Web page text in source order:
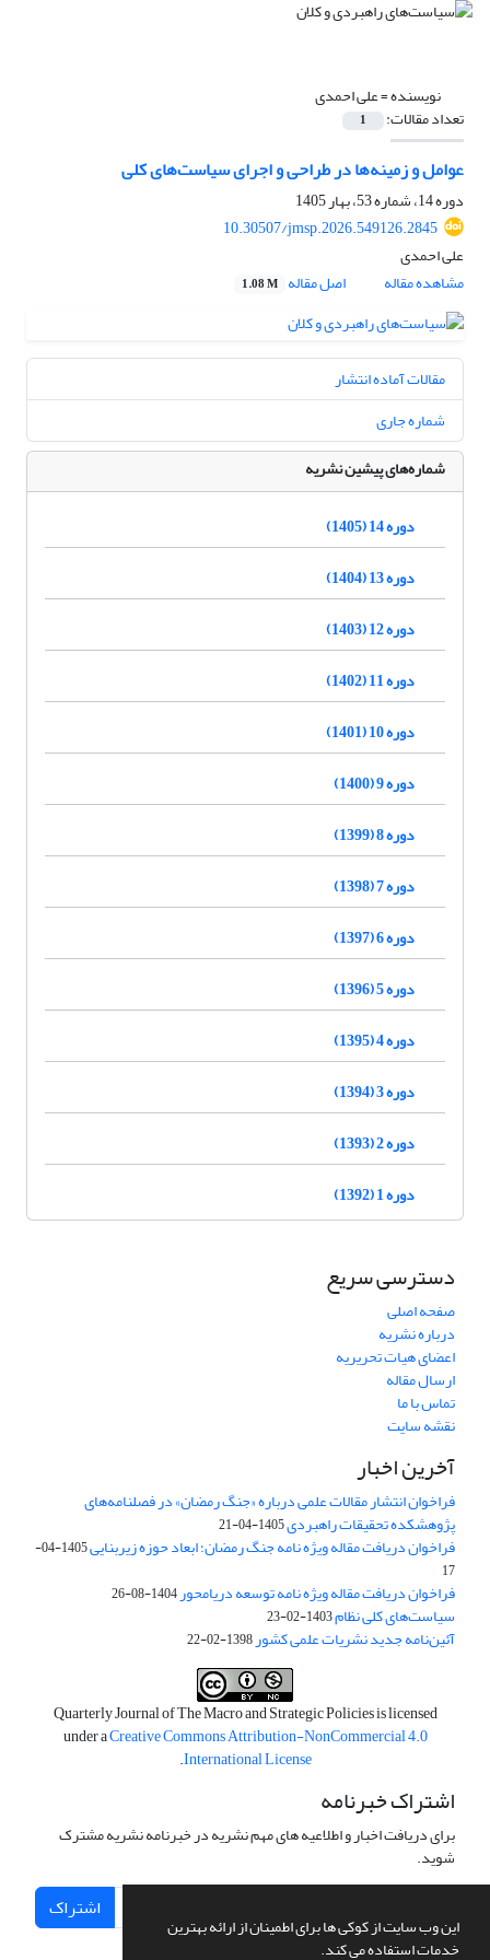
این وب سایت از کوکی ها برای اطمینان از ارائه بهترین
خدمات استفاده می کند.
نویسنده =علی احمدی
تعداد مقالات: 1
عوامل و زمینه‌ها در طراحی و اجرای سیاست‌های کلی
دوره 14، شماره 53، بهار 1405
10.30507/jmsp.2026.549126.2845
علی احمدی
مشاهده مقاله
اصل مقاله 1.08 M
مقالات آماده انتشار
شماره جاری
شماره‌های پیشین نشریه
دوره 14 (1405)
دوره 13 (1404)
دوره 12 (1403)
دوره 11 (1402)
دوره 10 (1401)
دوره 9 (1400)
دوره 8 (1399)
دوره 7 (1398)
دوره 6 (1397)
دوره 5 (1396)
دوره 4 (1395)
دوره 3 (1394)
دوره 2 (1393)
دوره 1 (1392)
دسترسی سریع
صفحه اصلی
درباره نشریه
اعضای هیات تحریریه
ارسال مقاله
تماس با ما
نقشه سایت
آخرین اخبار
فراخوان انتشار مقالات علمی درباره «جنگ رمضان» در فصلنامه‌های
پژوهشکده تحقیقات راهبردی1405-04-21
فراخوان دریافت مقاله ویژه نامه جنگ رمضان؛ ابعاد حوزه زیربنایی
1405-04-
17
فراخوان دریافت مقاله ویژه نامه توسعه دریامحور1404-08-26
سیاست‌های کلی نظام1403-02-23
آئین‌نامه جدید نشریات علمی کشور1398-02-22
Quarterly Journal of The Macro and Strategic Policies is licensed
under aCreative Commons Attribution-NonCommercial 4.0
International License
.
اشتراک خبرنامه
برای دریافت اخبار و اطلاعیه های مهم نشریه در خبرنامه نشریه مشترک
شوید.
اشتراک